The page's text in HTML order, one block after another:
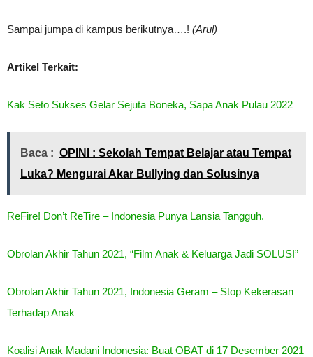
Sampai jumpa di kampus berikutnya….! (Arul)
Artikel Terkait:
Kak Seto Sukses Gelar Sejuta Boneka, Sapa Anak Pulau 2022
Baca : OPINI : Sekolah Tempat Belajar atau Tempat
Luka? Mengurai Akar Bullying dan Solusinya
ReFire! Don’t ReTire – Indonesia Punya Lansia Tangguh.
Obrolan Akhir Tahun 2021, “Film Anak & Keluarga Jadi SOLUSI”
Obrolan Akhir Tahun 2021, Indonesia Geram – Stop Kekerasan
Terhadap Anak
Koalisi Anak Madani Indonesia: Buat OBAT di 17 Desember 2021